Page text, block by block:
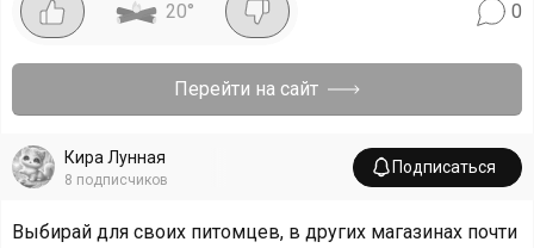
20° 0
Перейти на сайт
Кира Лунная
8 подписчиков
Подписаться
Выбирай для своих питомцев, в других магазинах почти